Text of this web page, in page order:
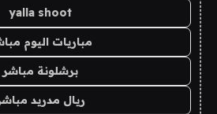
yalla shoot
مباريات اليوم
برشلونة مباشر
ريال مدريد